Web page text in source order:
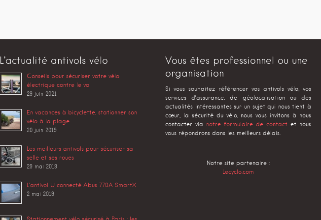
L’actualité antivols vélo
Conseils pour sécuriser votre vélo
électrique contre le vol
29 juin 2021
En vacances à bicyclette, stationner son
vélo à la plage
20 juin 2019
Les meilleurs antivols pour sécuriser sa
selle et ses roues
29 mai 2019
L’antivol U connecté Abus 770A SmartX
2 mai 2019
Vous êtes professionnel ou une
organisation
Si vous souhaitez référencer vos antivols vélo, vos
services d’assurance, de géolocalisation ou des
actualités intéressantes sur un sujet qui nous tient à
cœur, la sécurité du vélo, nous vous invitons à nous
contacter via notre formulaire de contact et nous
vous répondrons dans les meilleurs délais.
Notre site partenaire :
Lecyclo.com